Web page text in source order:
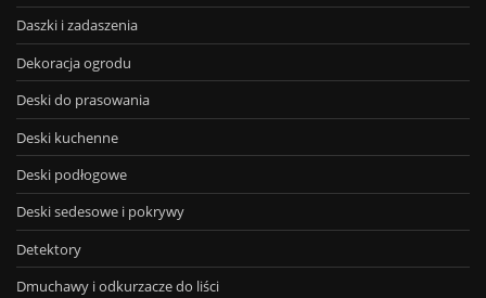
Daszki i zadaszenia
Dekoracja ogrodu
Deski do prasowania
Deski kuchenne
Deski podłogowe
Deski sedesowe i pokrywy
Detektory
Dmuchawy i odkurzacze do liści